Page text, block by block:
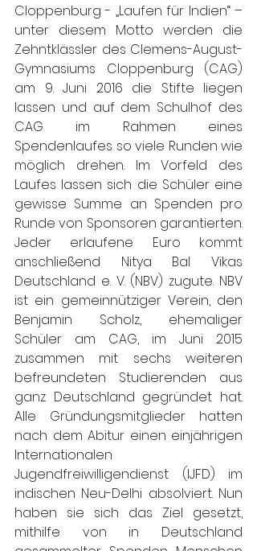
Cloppenburg - „Laufen für Indien“ –
unter diesem Motto werden die
Zehntklässler des Clemens-August-
Gymnasiums Cloppenburg (CAG)
am 9. Juni 2016 die Stifte liegen
lassen und auf dem Schulhof des
CAG im Rahmen eines
Spendenlaufes so viele Runden wie
möglich drehen. Im Vorfeld des
Laufes lassen sich die Schüler eine
gewisse Summe an Spenden pro
Runde von Sponsoren garantierten.
Jeder erlaufene Euro kommt
anschließend Nitya Bal Vikas
Deutschland e. V. (NBV) zugute. NBV
ist ein gemeinnütziger Verein, den
Benjamin Scholz, ehemaliger
Schüler am CAG, im Juni 2015
zusammen mit sechs weiteren
befreundeten Studierenden aus
ganz Deutschland gegründet hat.
Alle Gründungsmitglieder hatten
nach dem Abitur einen einjährigen
Internationalen
Jugendfreiwilligendienst (IJFD) im
indischen Neu-Delhi absolviert. Nun
haben sie sich das Ziel gesetzt,
mithilfe von in Deutschland